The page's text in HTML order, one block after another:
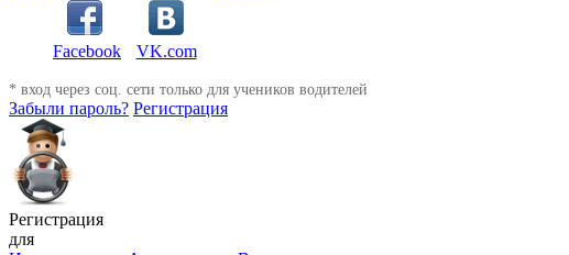
Facebook VK.com
* вход через соц. сети только для учеников водителей
Забыли пароль? Регистрация
Регистрация
для